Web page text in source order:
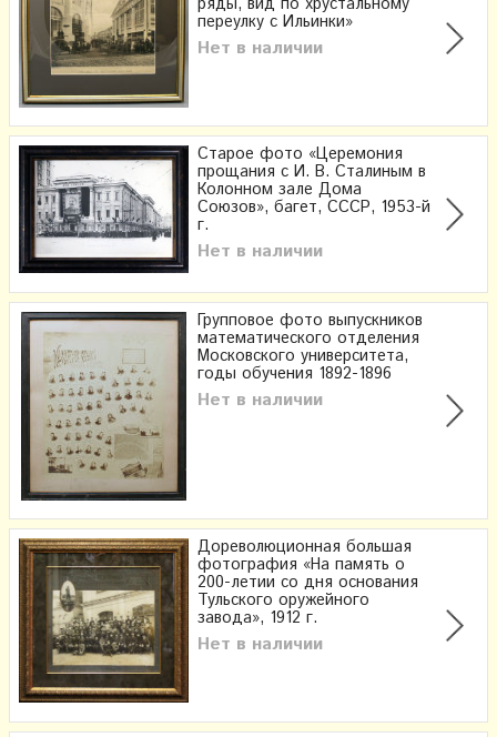
переулку с Ильинки»
Нет в наличии
Старое фото «Церемония
прощания с И. В. Сталиным в
Колонном зале Дома
Союзов», багет, СССР, 1953-й
г.
Нет в наличии
Групповое фото выпускников
математического отделения
Московского университета,
годы обучения 1892-1896
Нет в наличии
Дореволюционная большая
фотография «На память о
200-летии со дня основания
Тульского оружейного
завода», 1912 г.
Нет в наличии